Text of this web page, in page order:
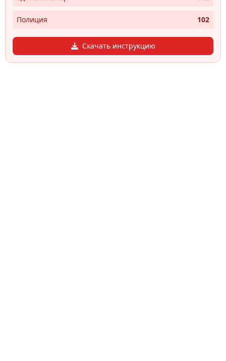
Полиция 102
Скачать инструкцию